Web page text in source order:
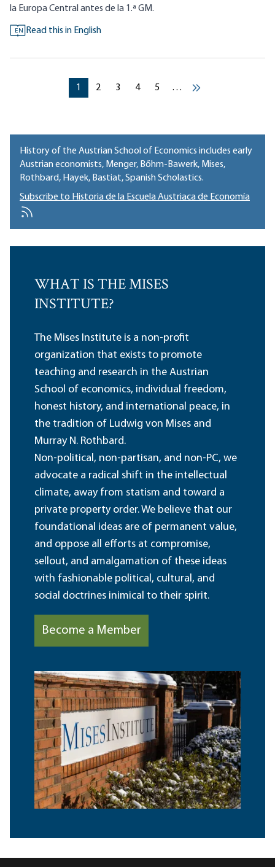
la Europa Central antes de la 1.ª GM.
EN Read this in English
Pagination
Current page
1 Current page
2 Current page
3 Current page
4 Current page
5 …
››
History of the Austrian School of Economics includes early
Austrian economists, Menger, Bőhm-Bawerk, Mises,
Rothbard, Hayek, Bastiat, Spanish Scholastics.
Subscribe to Historia de la Escuela Austriaca de Economía
WHAT IS THE MISES
INSTITUTE?
The Mises Institute is a non-profit
organization that exists to promote
teaching and research in the Austrian
School of economics, individual freedom,
honest history, and international peace, in
the tradition of Ludwig von Mises and
Murray N. Rothbard.
Non-political, non-partisan, and non-PC, we
advocate a radical shift in the intellectual
climate, away from statism and toward a
private property order. We believe that our
foundational ideas are of permanent value,
and oppose all efforts at compromise,
sellout, and amalgamation of these ideas
with fashionable political, cultural, and
social doctrines inimical to their spirit.
Become a Member